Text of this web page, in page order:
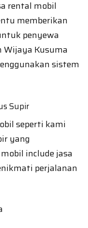
rental mobil
memberikan
penyewa
Wijaya Kusuma
sistem
Supir
seperti kami
yang
include jasa
perjalanan